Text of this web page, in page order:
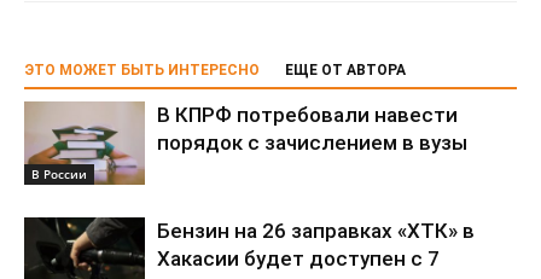
ЭТО МОЖЕТ БЫТЬ ИНТЕРЕСНО ЕЩЕ ОТ АВТОРА
В России
В КПРФ потребовали навести
порядок с зачислением в вузы
Бензин на 26 заправках «ХТК» в
Хакасии будет доступен с 7